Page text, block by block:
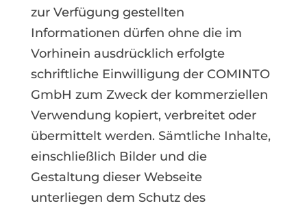
zur Verfügung gestellten
Informationen dürfen ohne die im
Vorhinein ausdrücklich erfolgte
schriftliche Einwilligung der COMINTO
GmbH zum Zweck der kommerziellen
Verwendung kopiert, verbreitet oder
übermittelt werden. Sämtliche Inhalte,
einschließlich Bilder und die
Gestaltung dieser Webseite
unterliegen dem Schutz des